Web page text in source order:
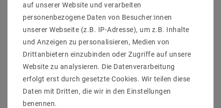
Hutschienen-Netzteil (DIN-Rail) NDR-120-24 SNT DIN-
Schiene 24V/0-5A/ 120W
auf unserer Website und verarbeiten
personenbezogene Daten von Besucher:innen
unserer Webseite (z.B. IP-Adresse), um z.B. Inhalte
und Anzeigen zu personalisieren, Medien von
Drittanbietern einzubinden oder Zugriffe auf unsere
Website zu analysieren. Die Datenverarbeitung
erfolgt erst durch gesetzte Cookies. Wir teilen diese
Daten mit Dritten, die wir in den Einstellungen
benennen.